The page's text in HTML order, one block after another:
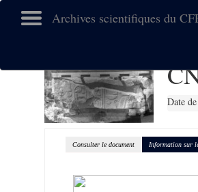
Archives scientifiques du
Date
Consulter le document Information sur